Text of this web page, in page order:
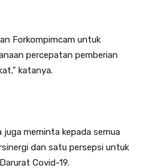
Forkompimcam untuk
percepatan pemberian
katanya.
juga meminta kepada semua
dan satu persepsi untuk
Covid-19.